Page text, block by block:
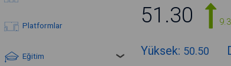
Platformlar
Eğitim
51.30
Yüksek: 50.50